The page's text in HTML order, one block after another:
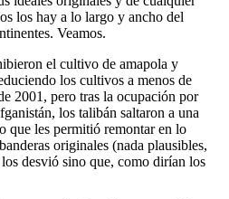
los hay a lo largo y ancho del
Veamos.
el cultivo de amapola y
los cultivos a menos de
2001, pero tras la ocupación por
los talibán saltaron a una
que les permitió remontar en lo
originales (nada plausibles,
desvió sino que, como dirían los